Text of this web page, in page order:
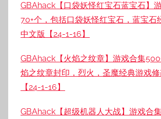
GBAhack【口袋妖怪红宝石蓝宝石】
70+个，包括口袋妖怪红宝石，蓝宝石
中文版【24-1-16】
GBAhack【火焰之纹章】游戏合集
焰之纹章封印，烈火，圣魔经典游戏
【24-1-16】
GBAhack【超级机器人大战】游戏合